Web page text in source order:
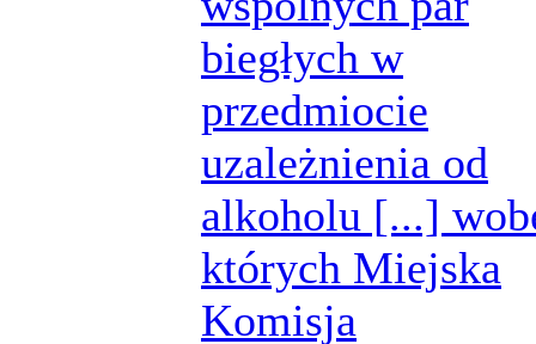
biegłych w
przedmiocie
uzależnienia od
alkoholu [...]
których Miejska
Komisja